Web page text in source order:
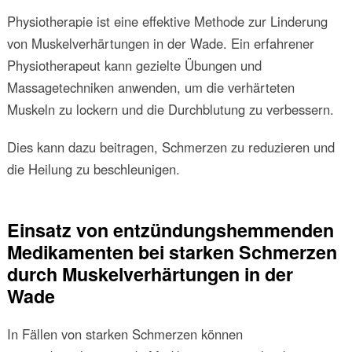
Physiotherapie ist eine effektive Methode zur Linderung
von Muskelverhärtungen in der Wade. Ein erfahrener
Physiotherapeut kann gezielte Übungen und
Massagetechniken anwenden, um die verhärteten
Muskeln zu lockern und die Durchblutung zu verbessern.
Dies kann dazu beitragen, Schmerzen zu reduzieren und
die Heilung zu beschleunigen.
Einsatz von entzündungshemmenden
Medikamenten bei starken Schmerzen
durch Muskelverhärtungen in der
Wade
In Fällen von starken Schmerzen können